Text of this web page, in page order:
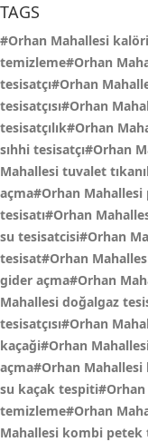
TAGS
#Orhan Mahallesi
temizleme#Orhan
tesisatçı#Orhan
tesisatçısı#Orhan
tesisatçılık#Orhan
sıhhi tesisatçı#Orhan
Mahallesi tuvalet
açma#Orhan
tesisatı#Orhan
su tesisatcisi#Orhan
tesisat#Orhan
gider açma#Orhan
Mahallesi doğalgaz
tesisatçısı#Orhan
kaçaği#Orhan
açma#Orhan Mahallesi
su kaçak
temizleme#Orhan
Mahallesi kombi petek